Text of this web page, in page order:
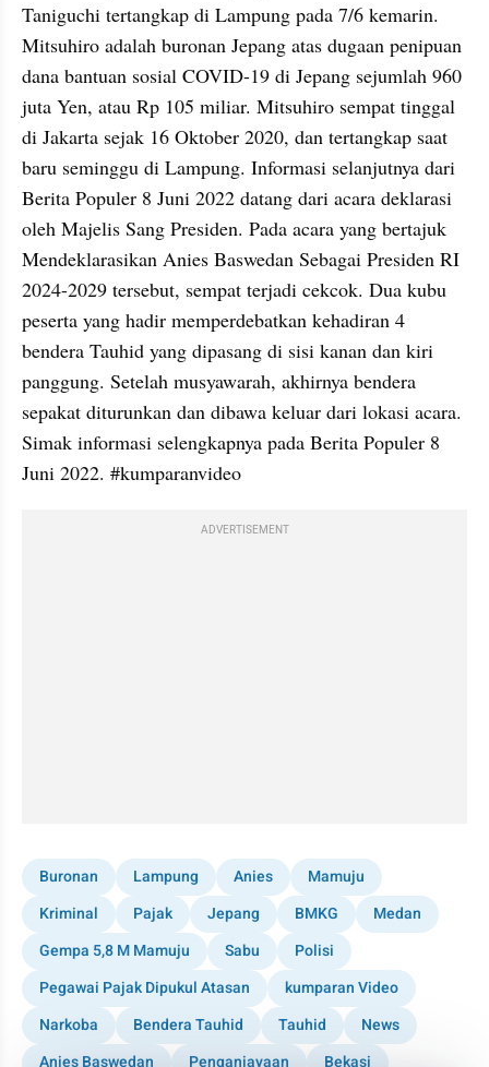
Taniguchi tertangkap di Lampung pada 7/6 kemarin.
Mitsuhiro adalah buronan Jepang atas dugaan penipuan
dana bantuan sosial COVID-19 di Jepang sejumlah 960
juta Yen, atau Rp 105 miliar. Mitsuhiro sempat tinggal
di Jakarta sejak 16 Oktober 2020, dan tertangkap saat
baru seminggu di Lampung. Informasi selanjutnya dari
Berita Populer 8 Juni 2022 datang dari acara deklarasi
oleh Majelis Sang Presiden. Pada acara yang bertajuk
Mendeklarasikan Anies Baswedan Sebagai Presiden RI
2024-2029 tersebut, sempat terjadi cekcok. Dua kubu
peserta yang hadir memperdebatkan kehadiran 4
bendera Tauhid yang dipasang di sisi kanan dan kiri
panggung. Setelah musyawarah, akhirnya bendera
sepakat diturunkan dan dibawa keluar dari lokasi acara.
Simak informasi selengkapnya pada Berita Populer 8
Juni 2022. #kumparanvideo
ADVERTISEMENT
Buronan Lampung Anies
Mamuju
Kriminal
Pajak Jepang BMKG
Medan
Gempa 5,8 M Mamuju
Sabu
Polisi
Pegawai Pajak Dipukul Atasan
kumparan Video
Narkoba
Bendera Tauhid Tauhid
News
Anies Baswedan
Penganiayaan Bekasi